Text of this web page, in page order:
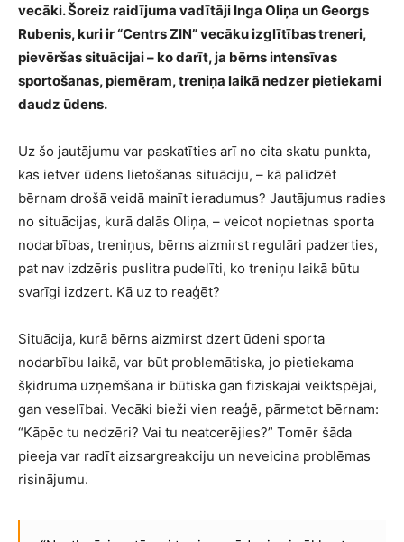
vecāki. Šoreiz raidījuma vadītāji Inga Oliņa un Georgs
Rubenis, kuri ir “Centrs ZIN” vecāku izglītības treneri,
pievēršas situācijai – ko darīt, ja bērns intensīvas
sportošanas, piemēram, treniņa laikā nedzer pietiekami
daudz ūdens.
Uz šo jautājumu var paskatīties arī no cita skatu punkta,
kas ietver ūdens lietošanas situāciju, – kā palīdzēt
bērnam drošā veidā mainīt ieradumus? Jautājumus radies
no situācijas, kurā dalās Oliņa, – veicot nopietnas sporta
nodarbības, treniņus, bērns aizmirst regulāri padzerties,
pat nav izdzēris puslitra pudelīti, ko treniņu laikā būtu
svarīgi izdzert. Kā uz to reaģēt?
Situācija, kurā bērns aizmirst dzert ūdeni sporta
nodarbību laikā, var būt problemātiska, jo pietiekama
šķidruma uzņemšana ir būtiska gan fiziskajai veiktspējai,
gan veselībai. Vecāki bieži vien reaģē, pārmetot bērnam:
“Kāpēc tu nedzēri? Vai tu neatcerējies?” Tomēr šāda
pieeja var radīt aizsargreakciju un neveicina problēmas
risinājumu.